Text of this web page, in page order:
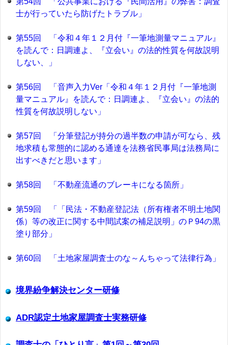
士が行っていたら防げたトラブル」
第55回 「令和４年１２月付『一筆地測量マニュアル』
を読んで：日調連よ、『立会い』の法的性質を何故説明
しない、」
第56回 「音声入力Ver「令和４年１２月付『一筆地測
量マニュアル』を読んで：日調連よ、『立会い』の法的
性質を何故説明しない」
第57回 「分筆登記が持分の過半数の申請が可なら、残
地求積も常態的に認める通達を法務省民事局は法務局に
出すべきだと思います」
第58回 「不動産流通のブレーキになる箇所」
第59回 「「民法・不動産登記法（所有権者不明土地関
係）等の改正に関する中間試案の補足説明」のＰ94の黒
塗り部分」
第60回 「土地家屋調査士のな～んちゃって法律行為」
境界紛争解決センター研修
ADR認定土地家屋調査士実務研修